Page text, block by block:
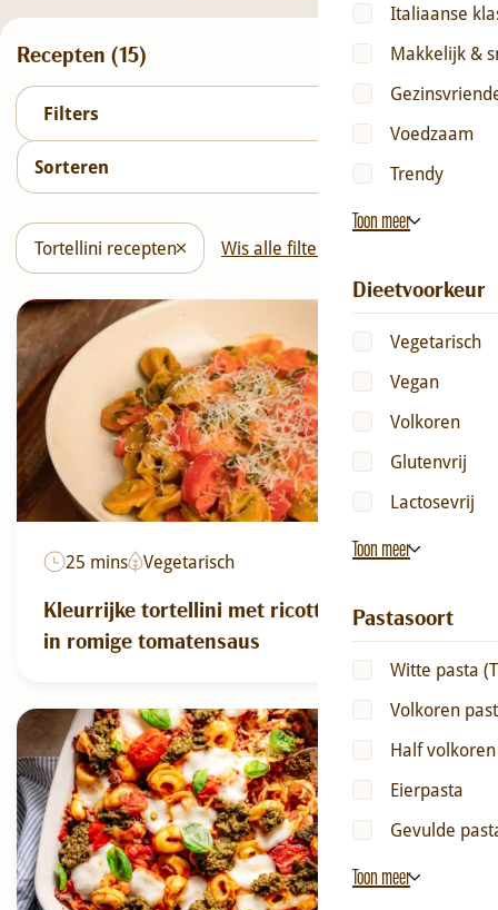
Italiaanse
Makkelijk &
Voedzaam
Trendy
Toon meer
Dieetvoorkeur
Vegetarisch
Vegan
Volkoren
Glutenvrij
Lactosevrij
Toon meer
Pastasoort
Witte pasta
Volkoren
Half
Eierpasta
Gevulde
Toon meer
Recepten (15)
Filters
Tortellini recepten Wis alle filters
25 mins Vegetarisch
Kleurrijke tortellini met ricotta en spinazie
in romige tomatensaus